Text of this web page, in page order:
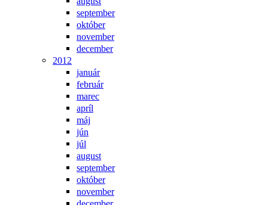
september
október
november
december
2012
január
február
marec
apríl
máj
jún
júl
august
september
október
november